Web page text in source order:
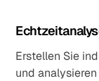
Erstellen Sie
und